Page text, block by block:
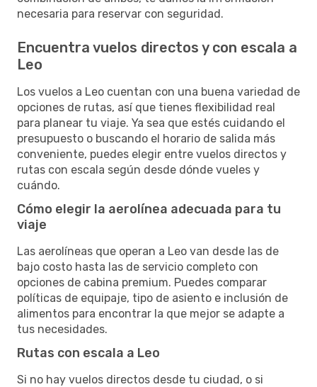
necesaria para reservar con seguridad.
Encuentra vuelos directos y con escala a
Leo
Los vuelos a Leo cuentan con una buena variedad de
opciones de rutas, así que tienes flexibilidad real
para planear tu viaje. Ya sea que estés cuidando el
presupuesto o buscando el horario de salida más
conveniente, puedes elegir entre vuelos directos y
rutas con escala según desde dónde vueles y
cuándo.
Cómo elegir la aerolínea adecuada para tu
viaje
Las aerolíneas que operan a Leo van desde las de
bajo costo hasta las de servicio completo con
opciones de cabina premium. Puedes comparar
políticas de equipaje, tipo de asiento e inclusión de
alimentos para encontrar la que mejor se adapte a
tus necesidades.
Rutas con escala a Leo
Si no hay vuelos directos desde tu ciudad, o si